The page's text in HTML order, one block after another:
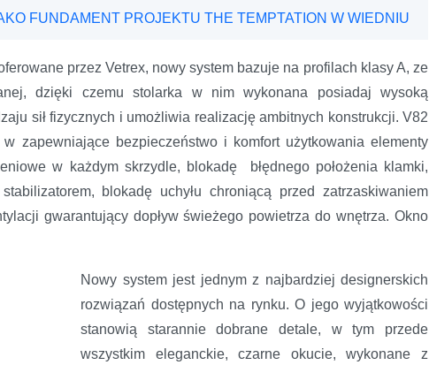
FUNDAMENT PROJEKTU THE TEMPTATION W WIEDNIU
przez Vetrex, nowy system bazuje na profilach klasy A, ze
dzięki czemu stolarka w nim wykonana posiadaj wysoką
sił fizycznych i umożliwia realizację ambitnych konstrukcji. V82
zapewniające bezpieczeństwo i komfort użytkowania elementy
w każdym skrzydle, blokadę błędnego położenia klamki,
blokadę uchyłu chroniącą przed zatrzaskiwaniem
gwarantujący dopływ świeżego powietrza do wnętrza. Okno
Nowy system jest jednym z najbardziej designerskich
rozwiązań dostępnych na rynku. O jego wyjątkowości
stanowią starannie dobrane detale, w tym przede
wszystkim eleganckie, czarne okucie, wykonane z